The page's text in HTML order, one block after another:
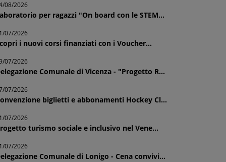
08/2026
per ragazzi "On board con le STEM...
07/2026
i nuovi corsi finanziati con i Voucher...
07/2026
Comunale di Vicenza - "Progetto R...
07/2026
biglietti e abbonamenti Hockey Cl...
07/2026
turismo sociale e inclusivo nel Vene...
07/2026
Comunale di Lonigo - Cena convivi...